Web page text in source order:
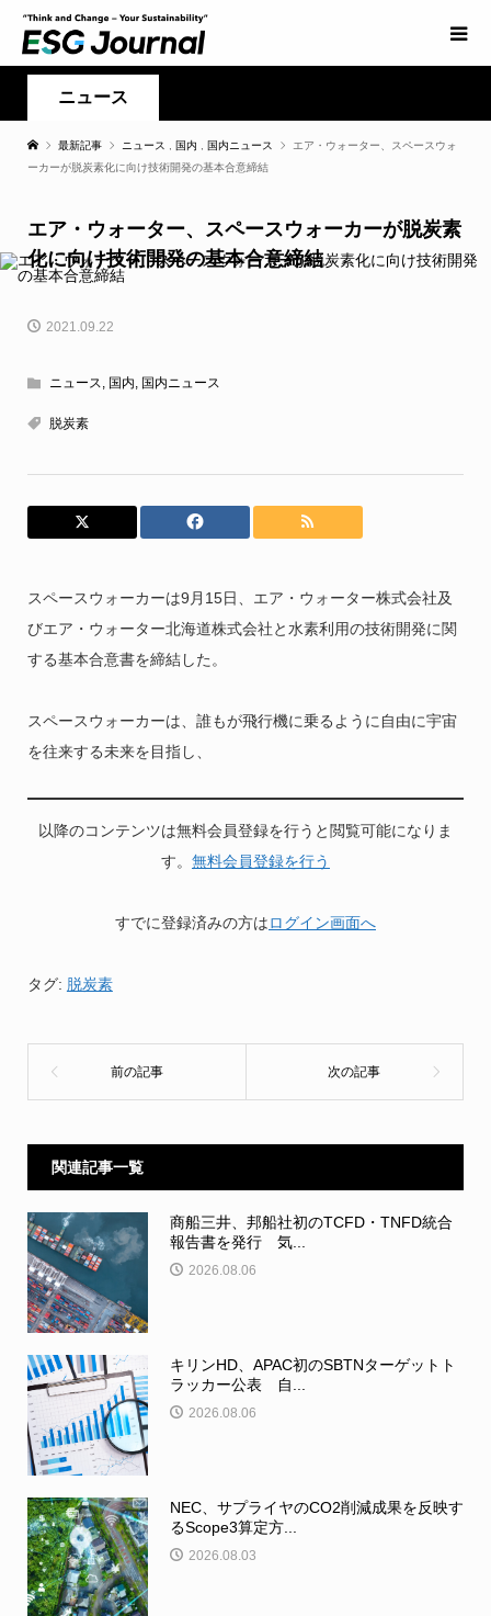
ニュース
最新記事 ニュース 国内 国内ニュース
エア・ウォーター、スペースウォ
ーカーが脱炭素化に向け技術開発の基本合意締結
エア・ウォーター、スペースウォーカーが脱炭素
化に向け技術開発の基本合意締結
2021.09.22
ニュース, 国内, 国内ニュース
脱炭素
スペースウォーカーは9月15日、エア・ウォーター株式会社及
びエア・ウォーター北海道株式会社と水素利用の技術開発に関
する基本合意書を締結した。
スペースウォーカーは、誰もが飛行機に乗るように自由に宇宙
を往来する未来を目指し、
以降のコンテンツは無料会員登録を行うと閲覧可能になりま
す。 無料会員登録を行う
すでに登録済みの方はログイン画面へ
タグ: 脱炭素
関連記事一覧
商船三井、邦船社初のTCFD・TNFD統合
報告書を発行 気...
2026.08.06
キリンHD、APAC初のSBTNターゲットト
ラッカー公表 自...
2026.08.06
NEC、サプライヤのCO2削減成果を反映す
るScope3算定方...
2026.08.03